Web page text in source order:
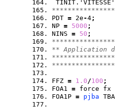
PDT = 2e-4;
NP = 5000 ;
NINS = 50 ;
** Application
FFZ = 1.0/100 ;
FOA1 = force fx
FOA1P = pjba